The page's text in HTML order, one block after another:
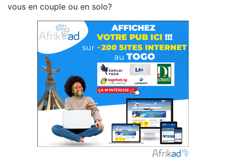
vous en couple ou en solo?